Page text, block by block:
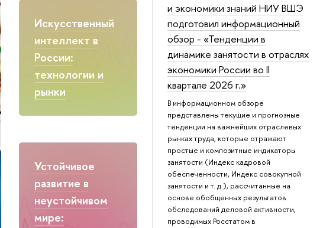
Искусственный
интеллект в
России:
технологии и
рынки
Устойчивое
развитие в
неустойчивом
мире:
и экономики знаний НИУ ВШЭ
подготовил информационный
обзор - «Тенденции в
динамике занятости в отраслях
экономики России во II
квартале 2026 г.»
В информационном обзоре
представлены текущие и прогнозные
тенденции на важнейших отраслевых
рынках труда, которые отражают
простые и композитные индикаторы
занятости (Индекс кадровой
обеспеченности, Индекс совокупной
занятости и т. д.), рассчитанные на
основе обобщенных результатов
обследований деловой активности,
проводимых Росстатом в